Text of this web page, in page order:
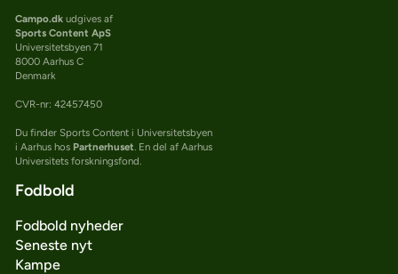
Campo.dkudgives af
Sports Content ApS
Universitetsbyen 71
8000 Aarhus C
Denmark
CVR-nr: 42457450
Du finder Sports Content i Universitetsbyen
i Aarhus hos Partnerhuset . En del af Aarhus
Universitets forskningsfond.
Fodbold
Fodbold nyheder
Seneste nyt
Kampe